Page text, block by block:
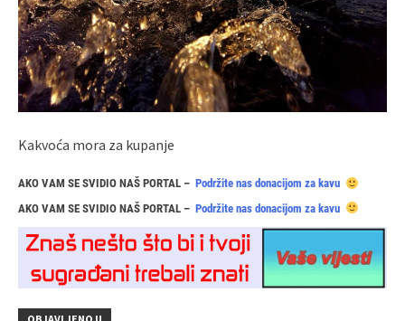
Kakvoća mora za kupanje
AKO VAM SE SVIDIO NAŠ PORTAL – Podržite nas donacijom za kavu
AKO VAM SE SVIDIO NAŠ PORTAL – Podržite nas donacijom za kavu